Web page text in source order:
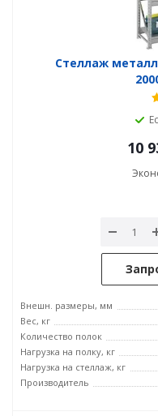
Стеллаж
10
Внешн. размеры, мм
Вес, кг
Количество полок
Нагрузка на полку, кг
Нагрузка на стеллаж, кг
Производитель